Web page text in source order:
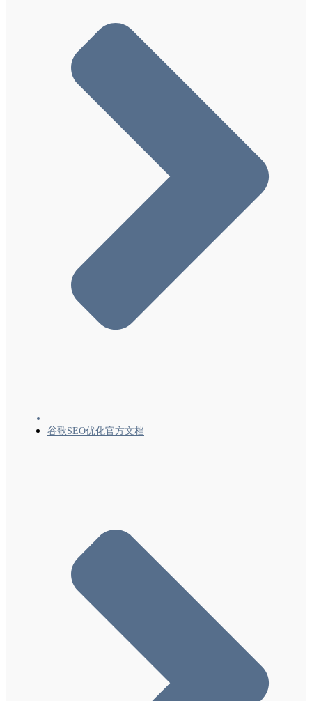
安全搜索功能和您的网站
向Google说明您的出站链接的用意(rel属性)
Google排名和搜索结果呈现
针对特定网站的指南
谷歌SEO优化官方文档